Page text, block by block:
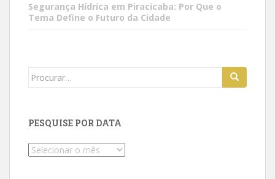
Segurança Hídrica em Piracicaba: Por Que o
Tema Define o Futuro da Cidade
Search
PESQUISE POR DATA
Pesquise